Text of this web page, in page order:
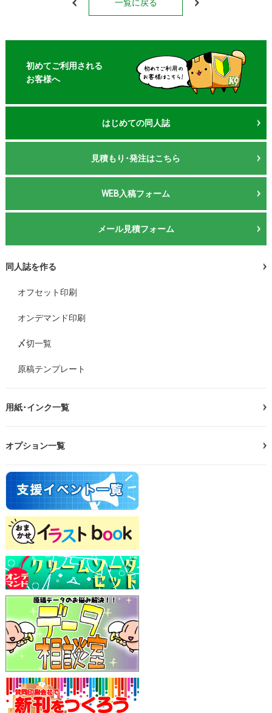
一覧に戻る
初めてご利用される
お客様へ
はじめての同人誌
見積もり･発注はこちら
WEB入稿フォーム
メール見積フォーム
同人誌を作る
オフセット印刷
オンデマンド印刷
〆切一覧
原稿テンプレート
用紙･インク一覧
オプション一覧